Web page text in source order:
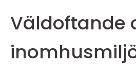
Väldoftande